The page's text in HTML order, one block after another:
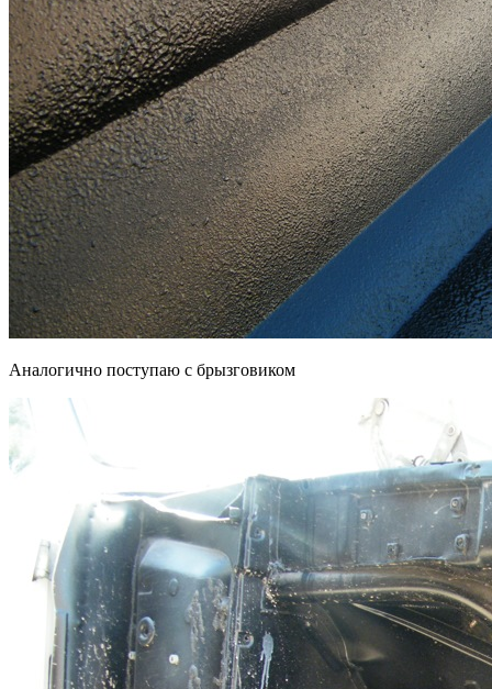
Аналогично поступаю с брызговиком